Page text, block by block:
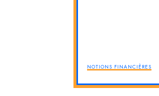
NOTIONS FINANCIÈRES